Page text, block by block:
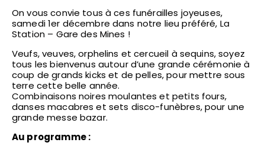
On vous convie tous à ces funérailles joyeuses,
samedi 1er décembre dans notre lieu préféré, La
Station – Gare des Mines !
Veufs, veuves, orphelins et cercueil à sequins, soyez
tous les bienvenus autour d’une grande cérémonie à
coup de grands kicks et de pelles, pour mettre sous
terre cette belle année.
Combinaisons noires moulantes et petits fours,
danses macabres et sets disco-funèbres, pour une
grande messe bazar.
Au programme :